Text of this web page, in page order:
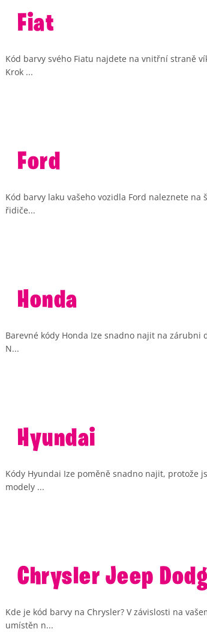
Fiat
Kód barvy svého Fiatu najdete na vnitřní straně
Krok ...
Ford
Kód barvy laku vašeho vozidla Ford naleznete
řidiče...
Honda
Barevné kódy Honda Ize snadno najit na zárubni
N...
Hyundai
Kódy Hyundai Ize poměně snadno najit, protože
modely ...
Chrysler Jeep
Kde je kód barvy na Chrysler? V závislosti na
umístěn n...